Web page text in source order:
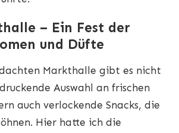
– Ein Fest der
und Düfte
Markthalle gibt es nicht
Auswahl an frischen
auch verlockende Snacks, die
Hier hatte ich die